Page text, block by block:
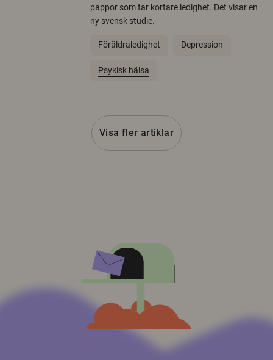
pappor som tar kortare ledighet. Det visar en
ny svensk studie.
Föräldraledighet Depression
Psykisk hälsa
Visa fler artiklar